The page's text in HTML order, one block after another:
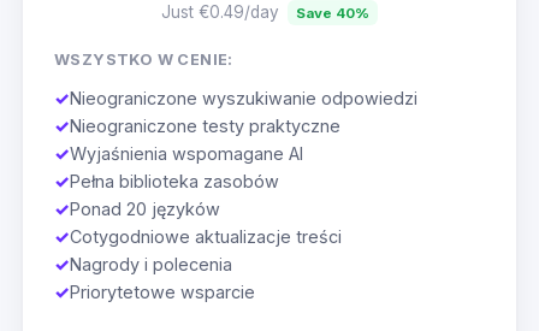
Just €0.49/day Save 40%
WSZYSTKO W CENIE:
✓Nieograniczone wyszukiwanie odpowiedzi
✓Nieograniczone testy praktyczne
✓Wyjaśnienia wspomagane AI
✓Pełna biblioteka zasobów
✓Ponad 20 języków
✓Cotygodniowe aktualizacje treści
✓Nagrody i polecenia
✓Priorytetowe wsparcie